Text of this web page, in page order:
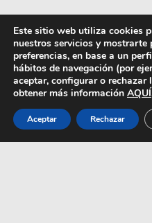
Este sitio web utiliza cookies
nuestros servicios y
preferencias, en base a un
hábitos de navegación (por
aceptar, configurar o
obtener más información AQUÍ
Aceptar Rechazar